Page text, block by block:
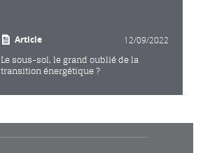
Article 12/09/2022
Le sous-sol, le grand oublié de la
transition énergétique ?